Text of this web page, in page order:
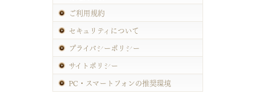
ご利用規約
セキュリティについて
プライバシーポリシー
サイトポリシー
PC・スマートフォンの推奨環境